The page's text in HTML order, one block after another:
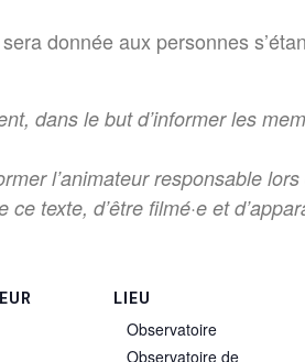
donnée aux personnes
dans le but d’informer les
l’animateur responsable
texte, d’être filmé·e et
LIEU
Observatoire
Observatoire de